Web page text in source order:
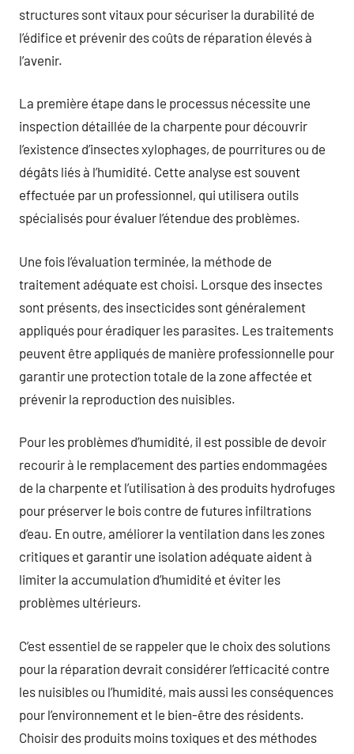
structures sont vitaux pour sécuriser la durabilité de
l’édifice et prévenir des coûts de réparation élevés à
l’avenir.
La première étape dans le processus nécessite une
inspection détaillée de la charpente pour découvrir
l’existence d’insectes xylophages, de pourritures ou de
dégâts liés à l’humidité. Cette analyse est souvent
effectuée par un professionnel, qui utilisera outils
spécialisés pour évaluer l’étendue des problèmes.
Une fois l’évaluation terminée, la méthode de
traitement adéquate est choisi. Lorsque des insectes
sont présents, des insecticides sont généralement
appliqués pour éradiquer les parasites. Les traitements
peuvent être appliqués de manière professionnelle pour
garantir une protection totale de la zone affectée et
prévenir la reproduction des nuisibles.
Pour les problèmes d’humidité, il est possible de devoir
recourir à le remplacement des parties endommagées
de la charpente et l’utilisation à des produits hydrofuges
pour préserver le bois contre de futures infiltrations
d’eau. En outre, améliorer la ventilation dans les zones
critiques et garantir une isolation adéquate aident à
limiter la accumulation d’humidité et éviter les
problèmes ultérieurs.
C’est essentiel de se rappeler que le choix des solutions
pour la réparation devrait considérer l’efficacité contre
les nuisibles ou l’humidité, mais aussi les conséquences
pour l’environnement et le bien-être des résidents.
Choisir des produits moins toxiques et des méthodes